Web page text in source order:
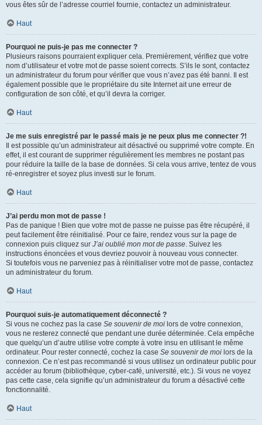
vous êtes sûr de l’adresse courriel fournie, contactez un administrateur.
Haut
Pourquoi ne puis-je pas me connecter ?
Plusieurs raisons pourraient expliquer cela. Premièrement, vérifiez que votre
nom d’utilisateur et votre mot de passe soient corrects. S’ils le sont, contactez
un administrateur du forum pour vérifier que vous n’avez pas été banni. Il est
également possible que le propriétaire du site Internet ait une erreur de
configuration de son côté, et qu’il devra la corriger.
Haut
Je me suis enregistré par le passé mais je ne peux plus me connecter ?!
Il est possible qu’un administrateur ait désactivé ou supprimé votre compte. En
effet, il est courant de supprimer régulièrement les membres ne postant pas
pour réduire la taille de la base de données. Si cela vous arrive, tentez de vous
ré-enregistrer et soyez plus investi sur le forum.
Haut
J’ai perdu mon mot de passe !
Pas de panique ! Bien que votre mot de passe ne puisse pas être récupéré, il
peut facilement être réinitialisé. Pour ce faire, rendez vous sur la page de
connexion puis cliquez sur J’ai oublié mon mot de passe. Suivez les
instructions énoncées et vous devriez pouvoir à nouveau vous connecter.
Si toutefois vous ne parveniez pas à réinitialiser votre mot de passe, contactez
un administrateur du forum.
Haut
Pourquoi suis-je automatiquement déconnecté ?
Si vous ne cochez pas la case Se souvenir de moi lors de votre connexion,
vous ne resterez connecté que pendant une durée déterminée. Cela empêche
que quelqu’un d’autre utilise votre compte à votre insu en utilisant le même
ordinateur. Pour rester connecté, cochez la case Se souvenir de moi lors de la
connexion. Ce n’est pas recommandé si vous utilisez un ordinateur public pour
accéder au forum (bibliothèque, cyber-café, université, etc.). Si vous ne voyez
pas cette case, cela signifie qu’un administrateur du forum a désactivé cette
fonctionnalité.
Haut